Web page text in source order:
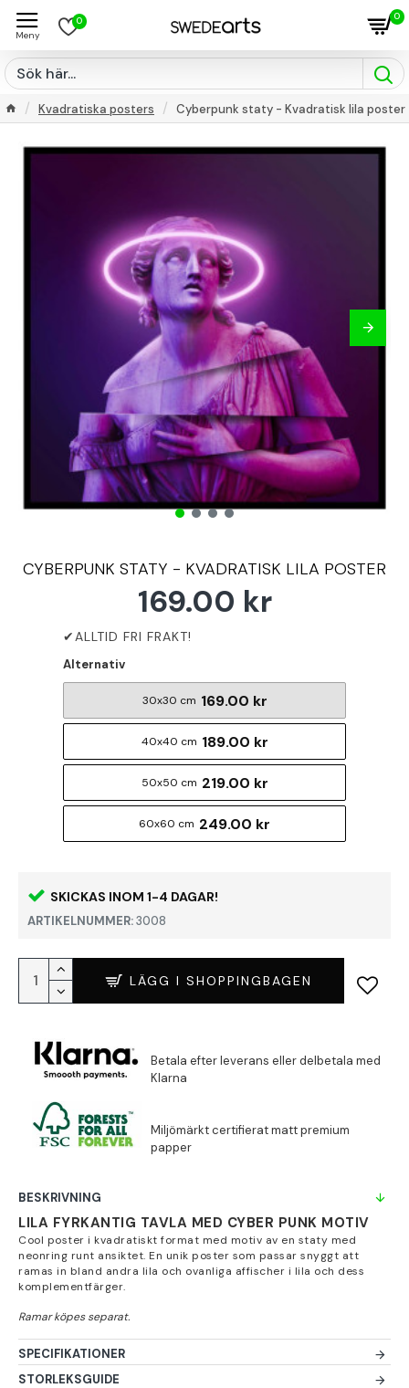
0 0
Kvadratiska posters Cyberpunk staty - Kvadratisk lila poster
CYBERPUNK STATY - KVADRATISK LILA POSTER
SKICKAS INOM 1-4 DAGAR!
ARTIKELNUMMER:3008
169.00 kr
Alternativ
30x30 cm 169.00 kr
40x40 cm 189.00 kr
50x50 cm 219.00 kr
60x60 cm 249.00 kr
LÄGG I SHOPPINGBAGEN
BESKRIVNING
LILA FYRKANTIG TAVLA MED CYBER PUNK MOTIV
Cool poster i kvadratiskt format med motiv av en staty med
neonring runt ansiktet. En unik poster som passar snyggt att
ramas in bland andra lila och ovanliga affischer i lila och dess
komplementfärger.
SPECIFIKATIONER
STORLEKSGUIDE